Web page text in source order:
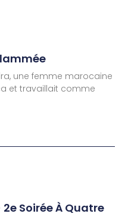
une femme marocaine
et travaillait comme
Soirée À Quatre